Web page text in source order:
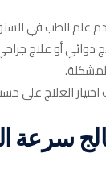
علم الطب في
دوائي أو علاج
اختيار العلاج على
سرعة